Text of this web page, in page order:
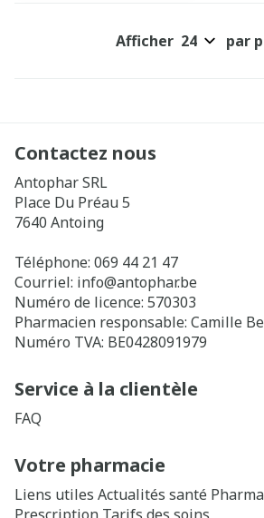
Afficher par
Contactez nous
Antophar SRL
Place Du Préau 5
7640 Antoing
Téléphone: 069 44 21 47
Courriel: info@antophar.be
Numéro de licence: 570303
Pharmacien responsable: Camille
Numéro TVA: BE0428091979
Service à la clientèle
FAQ
Votre pharmacie
Liens utiles Actualités santé